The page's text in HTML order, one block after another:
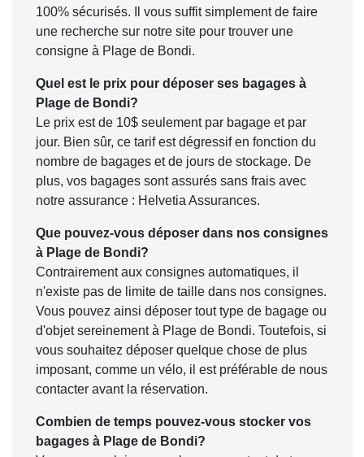
100% sécurisés. Il vous suffit simplement de faire
une recherche sur notre site pour trouver une
consigne à Plage de Bondi.
Quel est le prix pour déposer ses bagages à
Plage de Bondi?
Le prix est de 10$ seulement par bagage et par
jour. Bien sûr, ce tarif est dégressif en fonction du
nombre de bagages et de jours de stockage. De
plus, vos bagages sont assurés sans frais avec
notre assurance : Helvetia Assurances.
Que pouvez-vous déposer dans nos consignes
à Plage de Bondi?
Contrairement aux consignes automatiques, il
n'existe pas de limite de taille dans nos consignes.
Vous pouvez ainsi déposer tout type de bagage ou
d'objet sereinement à Plage de Bondi. Toutefois, si
vous souhaitez déposer quelque chose de plus
imposant, comme un vélo, il est préférable de nous
contacter avant la réservation.
Combien de temps pouvez-vous stocker vos
bagages à Plage de Bondi?